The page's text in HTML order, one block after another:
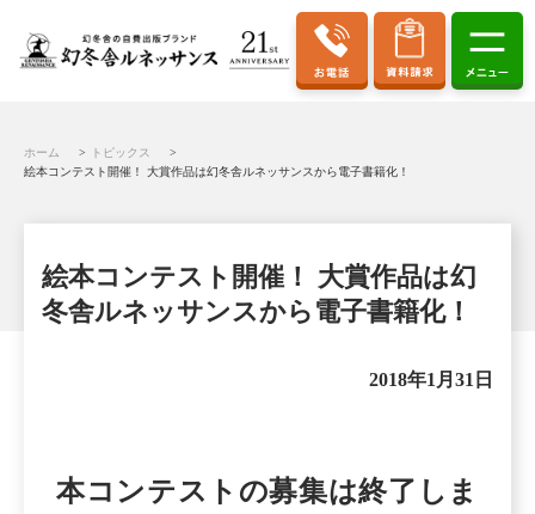
ホーム
トピックス
絵本コンテスト開催！ 大賞作品は幻冬舎ルネッサンスから電子書籍化！
絵本コンテスト開催！ 大賞作品は幻
冬舎ルネッサンスから電子書籍化！
2018年1月31日
本コンテストの募集は終了しま